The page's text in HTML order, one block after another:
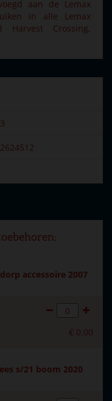
aan de Lemax
in alle Lemax
Harvest Crossing,
dier
accessoire 2007
€ 0,00
s/21 boom 2020